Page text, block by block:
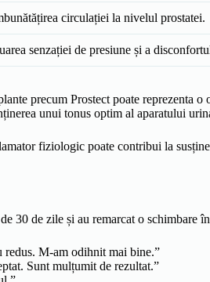
circulației la nivelul prostatei.
senzației de presiune și a
precum Prostect poate reprezenta
unui tonus optim al aparatului
fiziologic poate contribui la
30 de zile și au remarcat o
redus. M-am odihnit mai bine.”
Sunt mulțumit de rezultat.”